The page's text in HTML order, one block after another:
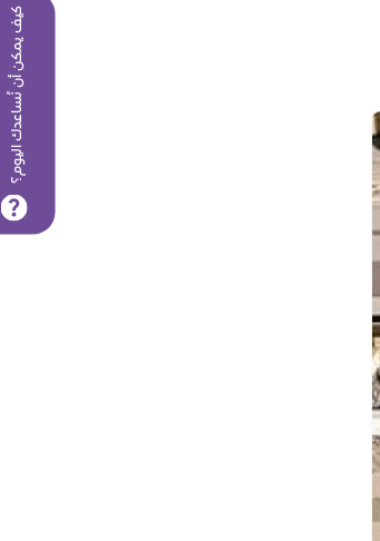
كيف يمكن أن نُساعدك اليوم؟